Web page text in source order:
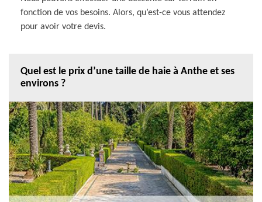
fonction de vos besoins. Alors, qu’est-ce vous attendez
pour avoir votre devis.
Quel est le prix d’une taille de haie à Anthe et ses
environs ?